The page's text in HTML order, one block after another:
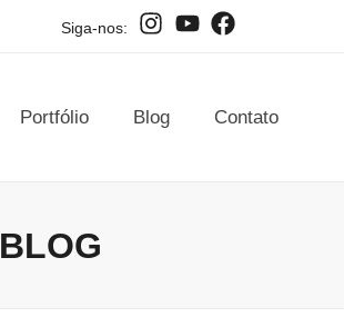
Siga-nos:
Portfólio Blog Contato
BLOG